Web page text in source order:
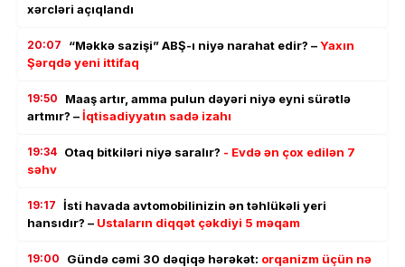
xərcləri açıqlandı
20:07 “Məkkə sazişi” ABŞ-ı niyə narahat edir? –Yaxın
Şərqdə yeni ittifaq
19:50
Maaş artır, amma pulun dəyəri niyə eyni sürətlə
artmır? –İqtisadiyyatın sadə izahı
19:34 Otaq bitkiləri niyə saralır? - Evdə ən çox edilən 7
səhv
19:17 İsti havada avtomobilinizin ən təhlükəli yeri
hansıdır? – Ustaların diqqət çəkdiyi 5 məqam
19:00 Gündə cəmi 30 dəqiqə hərəkət: orqanizm üçün nə